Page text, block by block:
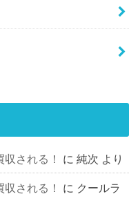
される！ に純次 より
される！ に クールラ